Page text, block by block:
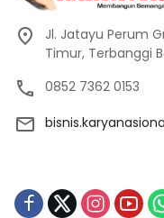
Jl. Jatayu Perum
Timur, Terbanggi
0852 7362 0153